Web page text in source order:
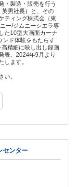
・製造・販売を行う
男社長）と、その
ティング株式会（東
ー/ジムニーシエラ専
た10型大画面カーナ
ド体験をもたらす
精細に映し出し録画
表。2024年9月より
します。
い。
センター